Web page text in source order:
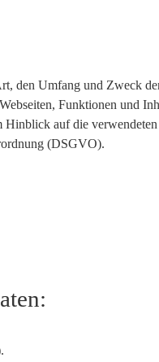
den Umfang und Zweck
Funktionen und
Hinblick auf die
(DSGVO).